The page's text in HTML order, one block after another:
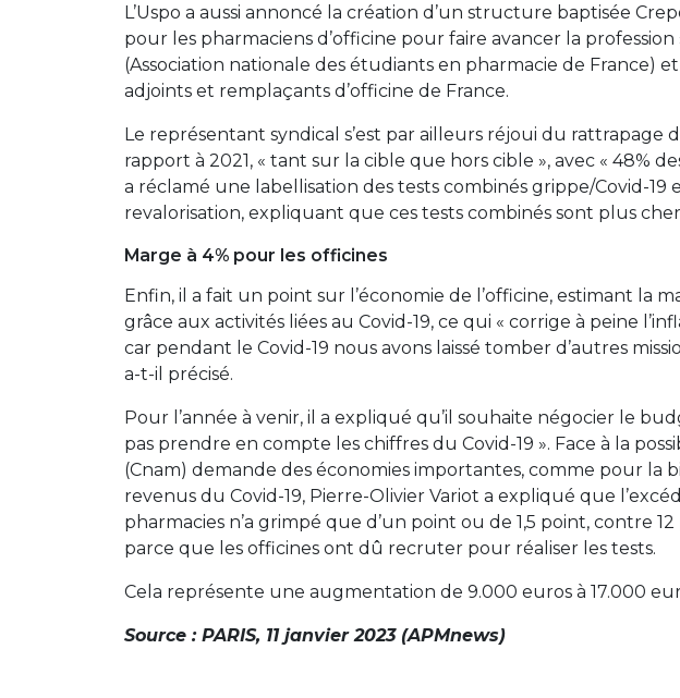
L’Uspo a aussi annoncé la création d’un structure baptisée
pour les pharmaciens d’officine pour faire avancer la profession
(Association nationale des étudiants en pharmacie de France)
adjoints et remplaçants d’officine de France.
Le représentant syndical s’est par ailleurs réjoui du rattrapage
rapport à 2021, « tant sur la cible que hors cible », avec « 48%
a réclamé une labellisation des tests combinés grippe/Covid-
revalorisation, expliquant que ces tests combinés sont plus
Marge à 4% pour les officines
Enfin, il a fait un point sur l’économie de l’officine, estimant la
grâce aux activités liées au Covid-19, ce qui « corrige à peine
car pendant le Covid-19 nous avons laissé tomber d’autres
a-t-il précisé.
Pour l’année à venir, il a expliqué qu’il souhaite négocier le
pas prendre en compte les chiffres du Covid-19 ». Face à la
(Cnam) demande des économies importantes, comme pour la
revenus du Covid-19, Pierre-Olivier Variot a expliqué que
pharmacies n’a grimpé que d’un point ou de 1,5 point, contre
parce que les officines ont dû recruter pour réaliser les tests.
Cela représente une augmentation de 9.000 euros à 17.000
Source : PARIS, 11 janvier 2023 (APMnews)